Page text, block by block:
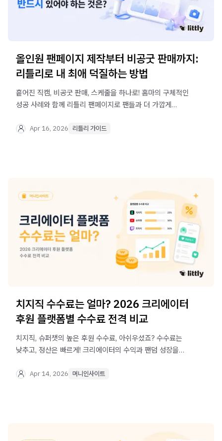
올인원 팬페이지 제작부터 비공굿 판매까지:
리틀리로 내 최애 덕질하는 방법
흩어진 직캠, 비공굿 판매, 스케줄을 하나로! 홈마의 구체적인
성공 사례와 함께 리틀리 팬페이지로 팬들과 더 가깝게
Apr 16, 2026 리틀리 가이드
치지직 수수료는 얼마? 2026 크리에이터
후원 플랫폼별 수수료 전격 비교
치지직, 슈퍼챗의 높은 후원 수수료, 아쉬우셨죠? 수수료는
낮추고, 정산은 빠르게! 크리에이터의 수익과 팬덤 성장을
Apr 14, 2026 머니인사이트